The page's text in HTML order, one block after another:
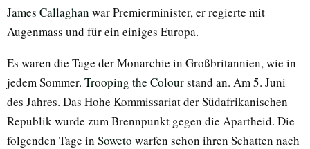
James Callaghan war Premierminister, er regierte mit
Augenmass und für ein einiges Europa.
Es waren die Tage der Monarchie in Großbritannien, wie in
jedem Sommer. Trooping the Colourstand an. Am 5. Juni
des Jahres. Das Hohe Kommissariat der Südafrikanischen
Republik wurde zum Brennpunkt gegen die Apartheid. Die
folgenden Tage in Soweto warfen schon ihren Schatten nach